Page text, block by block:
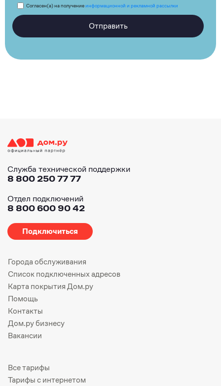
Согласен(а) на получениеинформационной и рекламной рассылки
Отправить
Служба технической поддержки
8 800 250 77 77
Отдел подключений
8 800 600 90 42
Подключиться
Города обслуживания
Список подключенных адресов
Карта покрытия Дом.ру
Помощь
Контакты
Дом.ру бизнесу
Вакансии
Все тарифы
Тарифы с интернетом